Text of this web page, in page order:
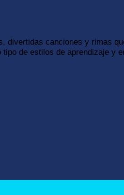
divertidas canciones y rimas
tipo de estilos de aprendizaje y